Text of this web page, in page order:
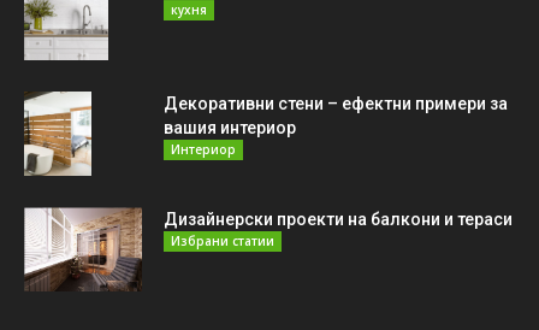
кухня
Декоративни стени – ефектни примери за
вашия интериор
Интериор
Дизайнерски проекти на балкони и тераси
Избрани статии